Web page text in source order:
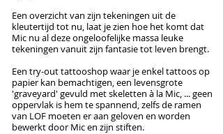
Een overzicht van zijn tekeningen uit de
kleutertijd tot nu, laat je zien hoe het komt dat
Mic nu al deze ongeloofelijke massa leuke
tekeningen vanuit zijn fantasie tot leven brengt.
Een try-out tattooshop waar je enkel tattoos op
papier kan bemachtigen, een levensgrote
'graveyard' gevuld met skeletten à la Mic, ... geen
oppervlak is hem te spannend, zelfs de ramen
van LOF moeten er aan geloven en worden
bewerkt door Mic en zijn stiften.